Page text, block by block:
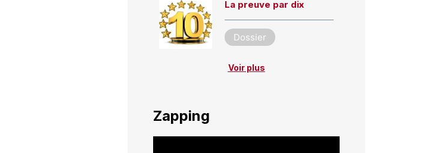
La preuve par dix
Dossier
Voir plus
Zapping